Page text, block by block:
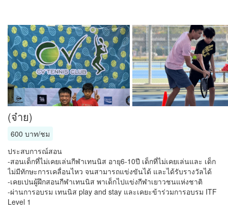
(จ๋าย)
600 บาท/ชม
ประสบการณ์สอน
-สอนเด็กที่ไม่เคยเล่นกีฬาเทนนิส อายุ6-10ปี เด็กที่ไม่เคยเล่นและ เด็ก
ไม่มีทักษะการเคลื่อนไหว จนสามารถแข่งขันได้ และได้รับรางวัลได้
-เคยเปนผู้ฝึกสอนกีฬาเทนนิส พาเด็กไปแข่งกีฬาเยาวชนแห่งชาติ
-ผ่านการอบรม เทนนิส play and stay และเคยะข้าร่วมการอบรม ITF
Level 1